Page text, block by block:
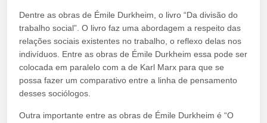
Dentre as obras de Émile Durkheim, o livro “Da divisão do
trabalho social”. O livro faz uma abordagem a respeito das
relações sociais existentes no trabalho, o reflexo delas nos
indivíduos. Entre as obras de Émile Durkheim essa pode ser
colocada em paralelo com a de Karl Marx para que se
possa fazer um comparativo entre a linha de pensamento
desses sociólogos.
Outra importante entre as obras de Émile Durkheim é “O